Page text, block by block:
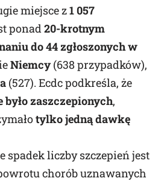
miejsce z1 057
ponad20-krotnym
do 44 zgłoszonych w
Niemcy(638 przypadków),
(527). Ecdc podkreśla, że
było zaszczepionych,
tylko jedną dawkę
spadek liczby szczepień jest
chorób uznawanych